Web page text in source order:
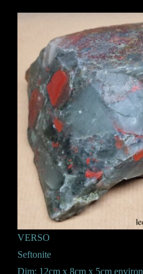
VERSO
Seftonite
Dim: 12cm x 8cm x 5cm environ